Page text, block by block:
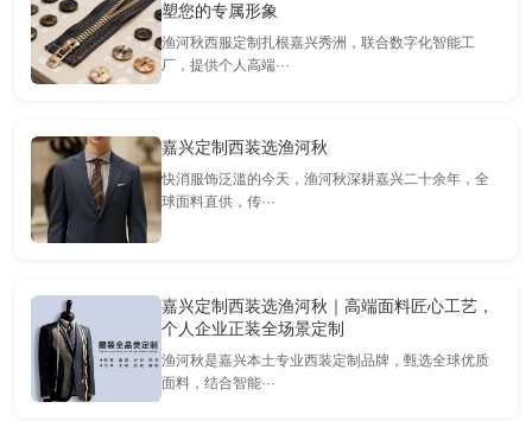
塑您的专属形象
渔河秋西服定制扎根嘉兴秀洲，联合数字化智能工
厂，提供个人高端···
嘉兴定制西装选渔河秋
快消服饰泛滥的今天，渔河秋深耕嘉兴二十余年，全
球面料直供，传···
嘉兴定制西装选渔河秋｜高端面料匠心工艺，
个人企业正装全场景定制
渔河秋是嘉兴本土专业西装定制品牌，甄选全球优质
面料，结合智能···